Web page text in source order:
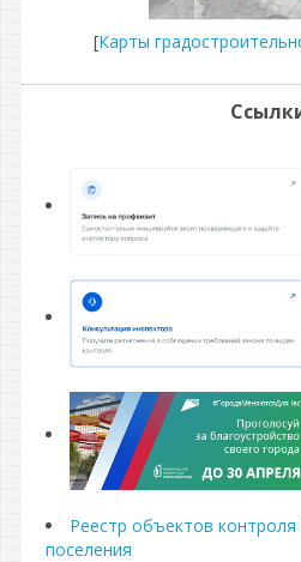
[Карты
Реестр объектов контроля
поселения